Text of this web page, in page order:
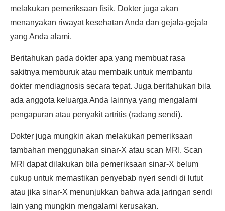
melakukan pemeriksaan fisik. Dokter juga akan
menanyakan riwayat kesehatan Anda dan gejala-gejala
yang Anda alami.
Beritahukan pada dokter apa yang membuat rasa
sakitnya memburuk atau membaik untuk membantu
dokter mendiagnosis secara tepat. Juga beritahukan bila
ada anggota keluarga Anda lainnya yang mengalami
pengapuran atau penyakit artritis (radang sendi).
Dokter juga mungkin akan melakukan pemeriksaan
tambahan menggunakan sinar-X atau scan MRI. Scan
MRI dapat dilakukan bila pemeriksaan sinar-X belum
cukup untuk memastikan penyebab nyeri sendi di lutut
atau jika sinar-X menunjukkan bahwa ada jaringan sendi
lain yang mungkin mengalami kerusakan.